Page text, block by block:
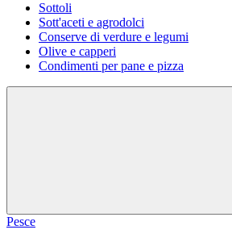
Sottoli
Sott'aceti e agrodolci
Conserve di verdure e legumi
Olive e capperi
Condimenti per pane e pizza
Pesce